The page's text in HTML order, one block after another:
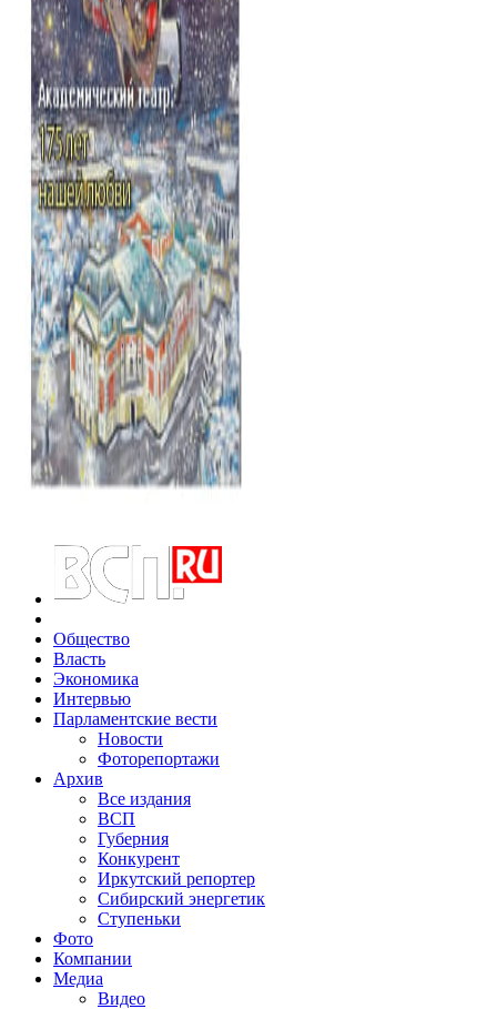
Общество
Власть
Экономика
Интервью
Парламентские вести
Новости
Фоторепортажи
Архив
Все издания
ВСП
Губерния
Конкурент
Иркутский репортер
Сибирский энергетик
Ступеньки
Фото
Компании
Медиа
Видео